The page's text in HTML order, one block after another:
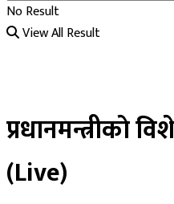
No Result
View All Result
प्रधानमन्त्रीकाे
(Live)